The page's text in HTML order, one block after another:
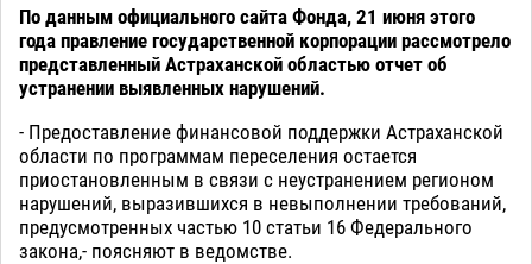
По данным официального сайта Фонда, 21 июня этого
года правление государственной корпорации рассмотрело
представленный Астраханской областью отчет об
устранении выявленных нарушений.
- Предоставление финансовой поддержки Астраханской
области по программам переселения остается
приостановленным в связи с неустранением регионом
нарушений, выразившихся в невыполнении требований,
предусмотренных частью 10 статьи 16 Федерального
закона,- поясняют в ведомстве.